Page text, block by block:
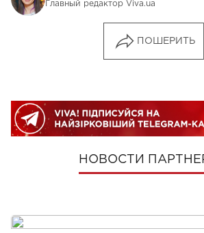
Главный редактор Viva.ua
ПОШЕРИТЬ
НОВОСТИ